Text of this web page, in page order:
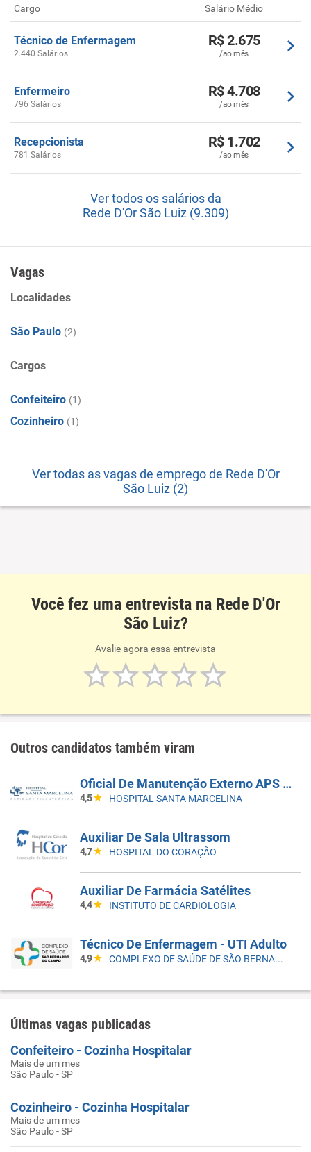
Cargo Salário Médio
Técnico de Enfermagem
2.440 Salários
R$ 2.675
/ao mês
Enfermeiro
796 Salários
R$ 4.708
/ao mês
Recepcionista
781 Salários
R$ 1.702
/ao mês
Ver todos os salários da
Rede D'Or São Luiz (9.309)
Vagas
Localidades
São Paulo (2)
Cargos
Confeiteiro (1)
Cozinheiro (1)
Ver todas as vagas de emprego de Rede D'Or
São Luiz (2)
Você fez uma entrevista na Rede D'Or
São Luiz?
Avalie agora essa entrevista
Outros candidatos também viram
Oficial De Manutenção Externo APS Santa Marcelina - Edital 202/2026
4,5 HOSPITAL SANTA MARCELINA
Auxiliar De Sala Ultrassom
4,7 HOSPITAL DO CORAÇÃO
Auxiliar De Farmácia Satélites
4,4 INSTITUTO DE CARDIOLOGIA
Técnico De Enfermagem - UTI Adulto
4,9 COMPLEXO DE SAÚDE DE SÃO BERNARDO DO CAMPO
Últimas vagas publicadas
Confeiteiro - Cozinha Hospitalar
Mais de um mes
São Paulo - SP
Cozinheiro - Cozinha Hospitalar
Mais de um mes
São Paulo - SP